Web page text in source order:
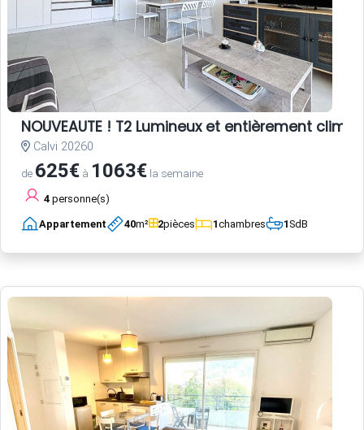
NOUVEAUTE ! T2 Lumineux et entièrement
Calvi 20260
de 625€ à 1063€ la semaine
4 personne(s)
Appartement 40m² 2pièces 1chambres 1SdB